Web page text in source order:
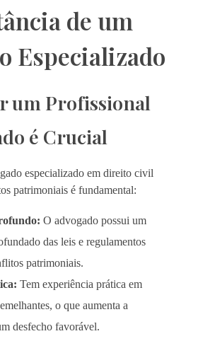
de um
Especializado
um Profissional
é Crucial
especializado em direito civil
patrimoniais é fundamental:
O advogado possui um
das leis e regulamentos
patrimoniais.
Tem experiência prática em
o que aumenta a
desfecho favorável.